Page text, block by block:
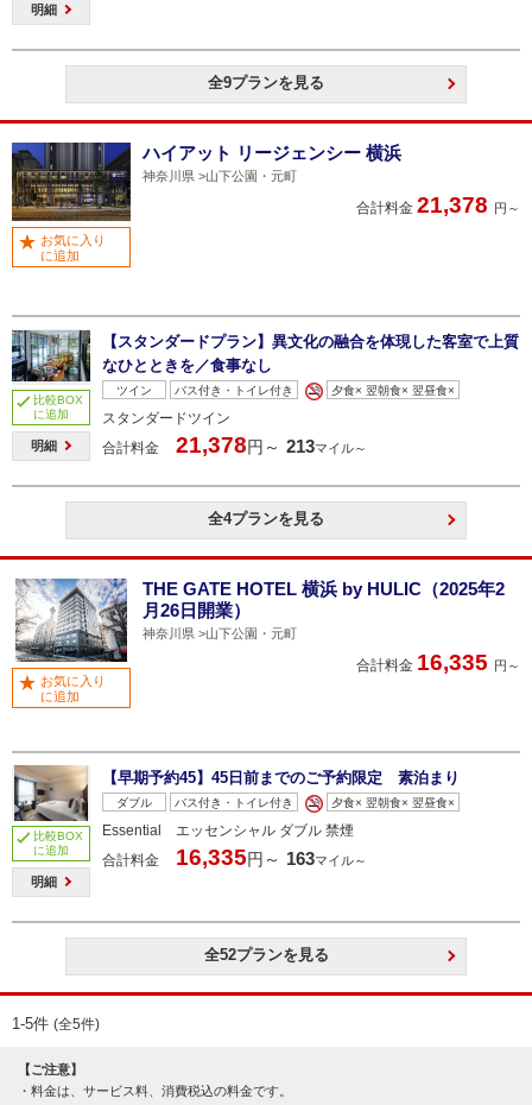
明細
全9プランを見る
ハイアット リージェンシー 横浜
神奈川県 山下公園・元町
合計料金 21,378 円～
お気に入り
に追加
比較BOX
に追加
明細
【スタンダードプラン】異文化の融合を体現した客室で上質
なひとときを／食事なし
ツイン バス付き・トイレ付き 夕食× 翌朝食× 翌昼食×
スタンダードツイン
合計料金
21,378円～ 213マイル～
全4プランを見る
THE GATE HOTEL 横浜 by HULIC（2025年2
月26日開業）
神奈川県 山下公園・元町
合計料金 16,335 円～
お気に入り
に追加
比較BOX
に追加
明細
【早期予約45】45日前までのご予約限定 素泊まり
ダブル バス付き・トイレ付き 夕食× 翌朝食× 翌昼食×
Essential エッセンシャル ダブル 禁煙
合計料金
16,335円～ 163マイル～
全52プランを見る
1-5件 (全5件)
【ご注意】
料金は、サービス料、消費税込の料金です。